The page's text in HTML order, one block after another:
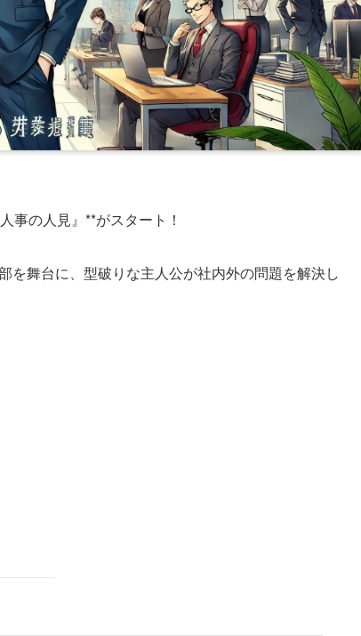
事の人見』**がスタート！
を舞台に、型破りな主人公が社内外の問題を解決し